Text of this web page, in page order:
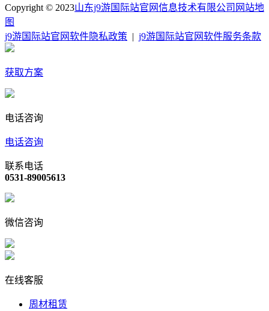
Copyright © 2023山东j9游国际站官网信息技术有限公司 网站地
图
j9游国际站官网软件隐私政策 | j9游国际站官网软件服务条款
获取方案
电话咨询
电话咨询
联系电话
0531-89005613
微信咨询
在线客服
周材租赁